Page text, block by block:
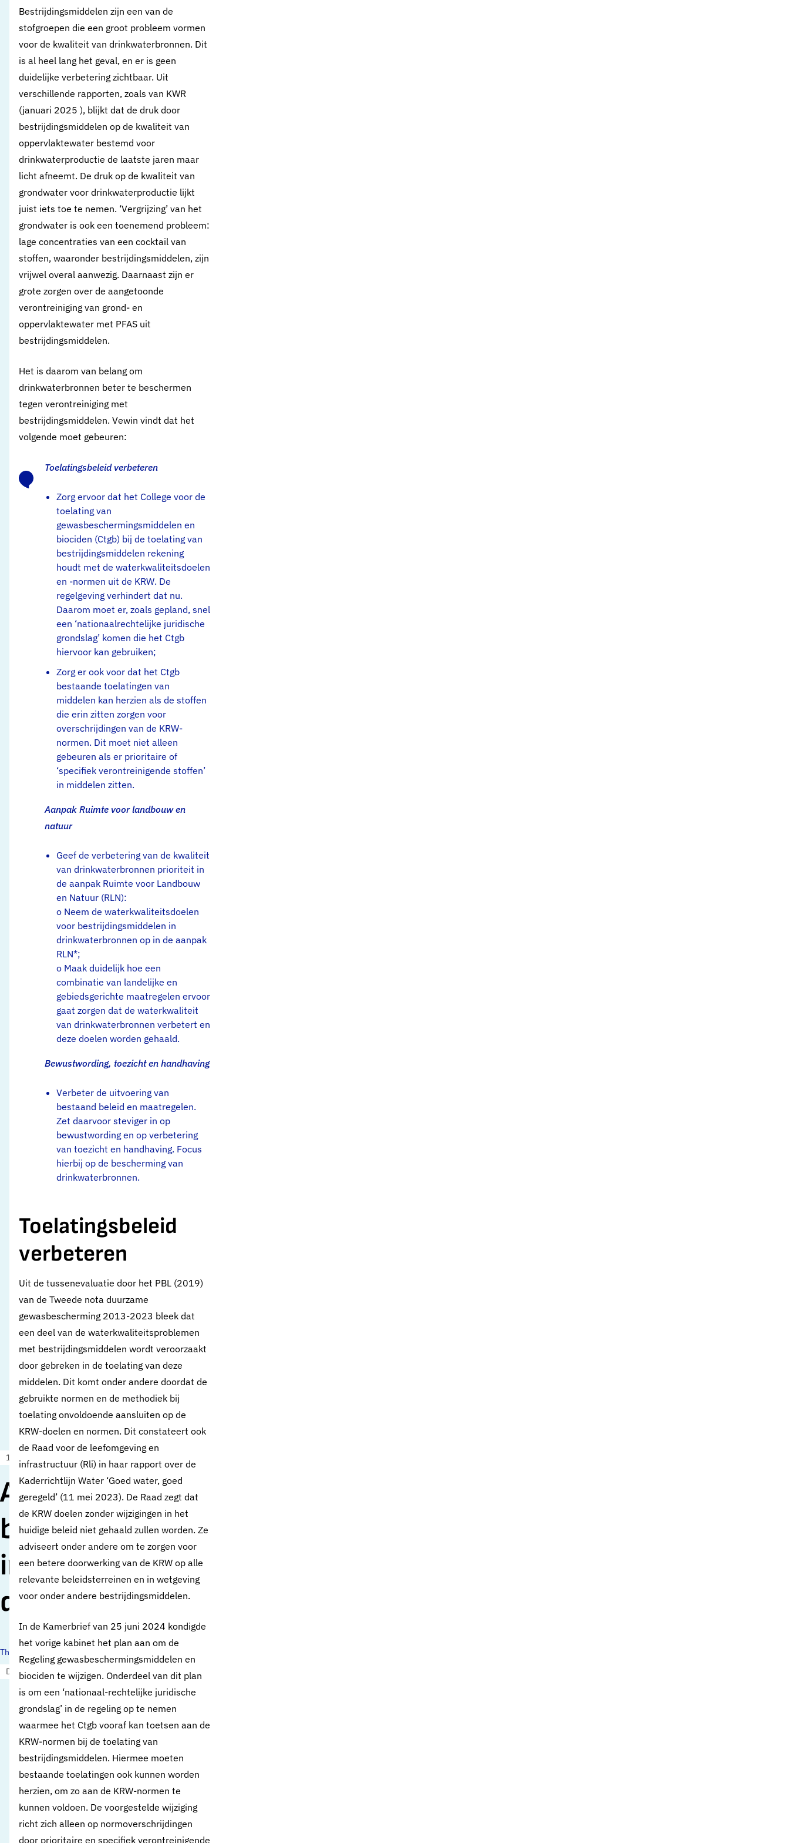
Aanpak
bestrijdingsmiddelen
in
drinkwaterbronnen
12 mei 2025
Thema's:
Drinkwaterbronnen en landbouw
Europese regelgeving
Bestrijdingsmiddelen zijn een van de
stofgroepen die een groot probleem vormen
voor de kwaliteit van drinkwaterbronnen. Dit
is al heel lang het geval, en er is geen
duidelijke verbetering zichtbaar. Uit
verschillende rapporten, zoals van KWR
(januari 2025 ), blijkt dat de druk door
bestrijdingsmiddelen op de kwaliteit van
oppervlaktewater bestemd voor
drinkwaterproductie de laatste jaren maar
licht afneemt. De druk op de kwaliteit van
grondwater voor drinkwaterproductie lijkt
juist iets toe te nemen. ‘Vergrijzing’ van het
grondwater is ook een toenemend probleem:
lage concentraties van een cocktail van
stoffen, waaronder bestrijdingsmiddelen, zijn
vrijwel overal aanwezig. Daarnaast zijn er
grote zorgen over de aangetoonde
verontreiniging van grond- en
oppervlaktewater met PFAS uit
bestrijdingsmiddelen.
Het is daarom van belang om
drinkwaterbronnen beter te beschermen
tegen verontreiniging met
bestrijdingsmiddelen. Vewin vindt dat het
volgende moet gebeuren:
Toelatingsbeleid verbeteren
Zorg ervoor dat het College voor de
toelating van
gewasbeschermingsmiddelen en
biociden (Ctgb) bij de toelating van
bestrijdingsmiddelen rekening
houdt met de waterkwaliteitsdoelen
en -normen uit de KRW. De
regelgeving verhindert dat nu.
Daarom moet er, zoals gepland, snel
een ‘nationaalrechtelijke juridische
grondslag’ komen die het Ctgb
hiervoor kan gebruiken;
Zorg er ook voor dat het Ctgb
bestaande toelatingen van
middelen kan herzien als de stoffen
die erin zitten zorgen voor
overschrijdingen van de KRW-
normen. Dit moet niet alleen
gebeuren als er prioritaire of
‘specifiek verontreinigende stoffen’
in middelen zitten.
Aanpak Ruimte voor landbouw en
natuur
Geef de verbetering van de kwaliteit
van drinkwaterbronnen prioriteit in
de aanpak Ruimte voor Landbouw
en Natuur (RLN):
o Neem de waterkwaliteitsdoelen
voor bestrijdingsmiddelen in
drinkwaterbronnen op in de aanpak
RLN*;
o Maak duidelijk hoe een
combinatie van landelijke en
gebiedsgerichte maatregelen ervoor
gaat zorgen dat de waterkwaliteit
van drinkwaterbronnen verbetert en
deze doelen worden gehaald.
Bewustwording, toezicht en handhaving
Verbeter de uitvoering van
bestaand beleid en maatregelen.
Zet daarvoor steviger in op
bewustwording en op verbetering
van toezicht en handhaving. Focus
hierbij op de bescherming van
drinkwaterbronnen.
Toelatingsbeleid
verbeteren
Uit de tussenevaluatie door het PBL (2019)
van de Tweede nota duurzame
gewasbescherming 2013-2023 bleek dat
een deel van de waterkwaliteitsproblemen
met bestrijdingsmiddelen wordt veroorzaakt
door gebreken in de toelating van deze
middelen. Dit komt onder andere doordat de
gebruikte normen en de methodiek bij
toelating onvoldoende aansluiten op de
KRW-doelen en normen. Dit constateert ook
de Raad voor de leefomgeving en
infrastructuur (Rli) in haar rapport over de
Kaderrichtlijn Water ‘Goed water, goed
geregeld’ (11 mei 2023). De Raad zegt dat
de KRW doelen zonder wijzigingen in het
huidige beleid niet gehaald zullen worden. Ze
adviseert onder andere om te zorgen voor
een betere doorwerking van de KRW op alle
relevante beleidsterreinen en in wetgeving
voor onder andere bestrijdingsmiddelen.
In de Kamerbrief van 25 juni 2024 kondigde
het vorige kabinet het plan aan om de
Regeling gewasbeschermingsmiddelen en
biociden te wijzigen. Onderdeel van dit plan
is om een ‘nationaal-rechtelijke juridische
grondslag’ in de regeling op te nemen
waarmee het Ctgb vooraf kan toetsen aan de
KRW-normen bij de toelating van
bestrijdingsmiddelen. Hiermee moeten
bestaande toelatingen ook kunnen worden
herzien, om zo aan de KRW-normen te
kunnen voldoen. De voorgestelde wijziging
richt zich alleen op normoverschrijdingen
door prioritaire en specifiek verontreinigende